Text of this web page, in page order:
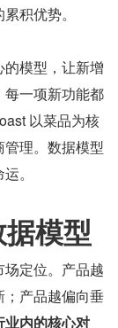
积优势。
模型，让新增
一项新功能都
以菜品为核
理。数据模型
。
模型
定位。产品越
产品越偏向垂
业内的核心对